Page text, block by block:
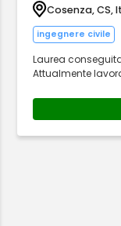
Cosenza, CS,
ingegnere civile
Laurea
Attualmente